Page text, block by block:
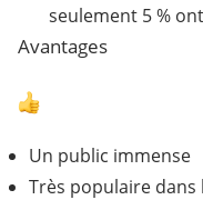
seulement 5 %
Avantages
Un public immense
Très populaire